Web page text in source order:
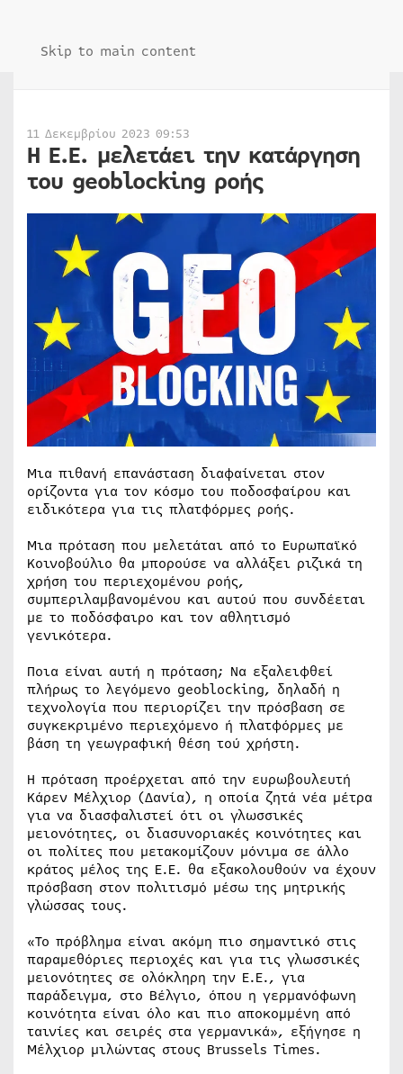
Skip to main content
11 Δεκεμβρίου 2023 09:53
H Ε.Ε. μελετάει την κατάργηση
του geoblocking ροής
Μια πιθανή επανάσταση διαφαίνεται στον
ορίζοντα για τον κόσμο του ποδοσφαίρου και
ειδικότερα για τις πλατφόρμες ροής.
Μια πρόταση που μελετάται από το Ευρωπαϊκό
Κοινοβούλιο θα μπορούσε να αλλάξει ριζικά τη
χρήση του περιεχομένου ροής,
συμπεριλαμβανομένου και αυτού που συνδέεται
με το ποδόσφαιρο και τον αθλητισμό
γενικότερα.
Ποια είναι αυτή η πρόταση; Να εξαλειφθεί
πλήρως το λεγόμενο geoblocking, δηλαδή η
τεχνολογία που περιορίζει την πρόσβαση σε
συγκεκριμένο περιεχόμενο ή πλατφόρμες με
βάση τη γεωγραφική θέση τού χρήστη.
Η πρόταση προέρχεται από την ευρωβουλευτή
Κάρεν Μέλχιορ (Δανία), η οποία ζητά νέα μέτρα
για να διασφαλιστεί ότι οι γλωσσικές
μειονότητες, οι διασυνοριακές κοινότητες και
οι πολίτες που μετακομίζουν μόνιμα σε άλλο
κράτος μέλος της Ε.Ε. θα εξακολουθούν να έχουν
πρόσβαση στον πολιτισμό μέσω της μητρικής
γλώσσας τους.
«Το πρόβλημα είναι ακόμη πιο σημαντικό στις
παραμεθόριες περιοχές και για τις γλωσσικές
μειονότητες σε ολόκληρη την Ε.Ε., για
παράδειγμα, στο Βέλγιο, όπου η γερμανόφωνη
κοινότητα είναι όλο και πιο αποκομμένη από
ταινίες και σειρές στα γερμανικά», εξήγησε η
Μέλχιορ μιλώντας στους Brussels Times.